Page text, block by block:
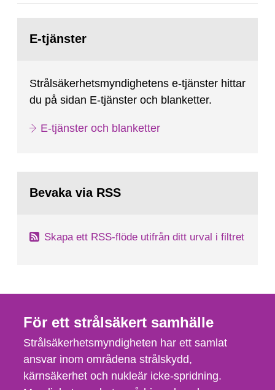
sida:E-tjänster
Strålsäkerhetsmyndighetens e-tjänster hittar
du på sidan E-tjänster och blanketter.
E-tjänster och blanketter
Bevaka via RSS
Skapa ett RSS-flöde utifrån ditt urval i filtret
För ett strålsäkert samhälle
Strålsäkerhetsmyndigheten har ett samlat
ansvar inom områdena strålskydd,
kärnsäkerhet och nukleär icke-spridning.